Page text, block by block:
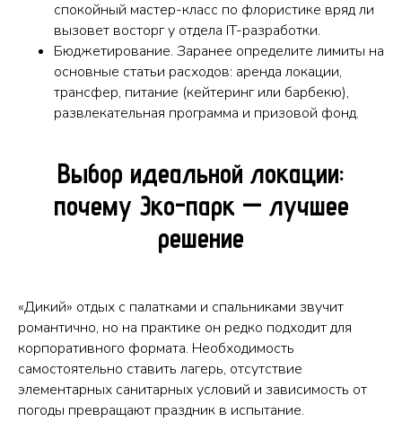
спокойный мастер-класс по флористике вряд ли
вызовет восторг у отдела IT-разработки.
Бюджетирование. Заранее определите лимиты на
основные статьи расходов: аренда локации,
трансфер, питание (кейтеринг или барбекю),
развлекательная программа и призовой фонд.
Выбор идеальной локации:
почему Эко-парк — лучшее
решение
«Дикий» отдых с палатками и спальниками звучит
романтично, но на практике он редко подходит для
корпоративного формата. Необходимость
самостоятельно ставить лагерь, отсутствие
элементарных санитарных условий и зависимость от
погоды превращают праздник в испытание.